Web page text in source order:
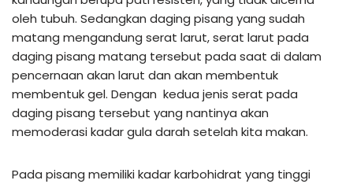
oleh tubuh. Sedangkan daging pisang yang sudah
matang mengandung serat larut, serat larut pada
daging pisang matang tersebut pada saat di dalam
pencernaan akan larut dan akan membentuk
membentuk gel. Dengan kedua jenis serat pada
daging pisang tersebut yang nantinya akan
memoderasi kadar gula darah setelah kita makan.
Pada pisang memiliki kadar karbohidrat yang tinggi